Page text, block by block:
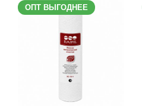
ОПТ ВЫГОДНЕЕ